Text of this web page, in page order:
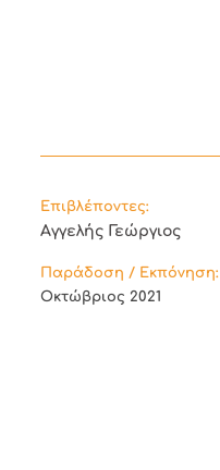
Επιβλέποντες:
Αγγελής Γεώργιος
Παράδοση / Εκπόνηση:
Οκτώβριος 2021